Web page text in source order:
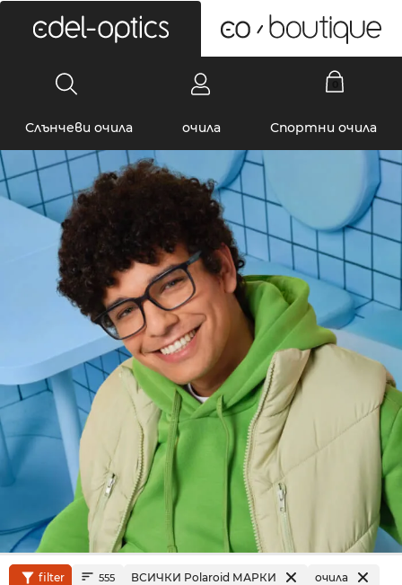
Слънчеви очила очила Спортни очила
filter 555 ВСИЧКИ Polaroid МАРКИ очила